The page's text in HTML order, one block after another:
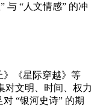
与 “人文情感” 的冲
》《星际穿越》等
对文明、时间、权力
“银河史诗” 的期